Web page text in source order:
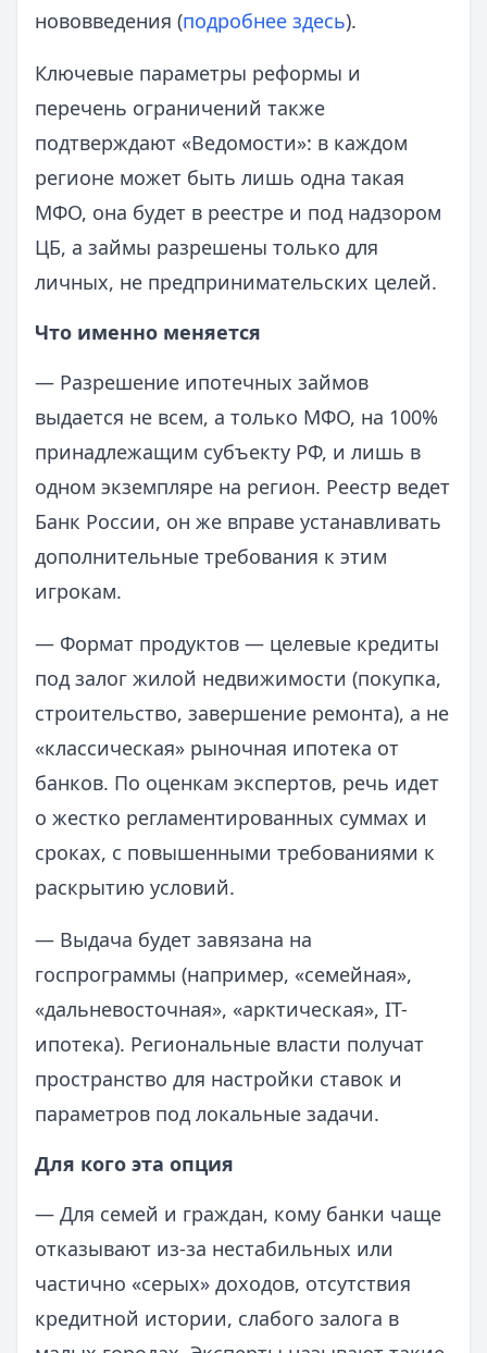
нововведения (подробнее здесь).
Ключевые параметры реформы и
перечень ограничений также
подтверждают «Ведомости»: в каждом
регионе может быть лишь одна такая
МФО, она будет в реестре и под надзором
ЦБ, а займы разрешены только для
личных, не предпринимательских целей.
Что именно меняется
— Разрешение ипотечных займов
выдается не всем, а только МФО, на 100%
принадлежащим субъекту РФ, и лишь в
одном экземпляре на регион. Реестр ведет
Банк России, он же вправе устанавливать
дополнительные требования к этим
игрокам.
— Формат продуктов — целевые кредиты
под залог жилой недвижимости (покупка,
строительство, завершение ремонта), а не
«классическая» рыночная ипотека от
банков. По оценкам экспертов, речь идет
о жестко регламентированных суммах и
сроках, с повышенными требованиями к
раскрытию условий.
— Выдача будет завязана на
госпрограммы (например, «семейная»,
«дальневосточная», «арктическая», IT-
ипотека). Региональные власти получат
пространство для настройки ставок и
параметров под локальные задачи.
Для кого эта опция
— Для семей и граждан, кому банки чаще
отказывают из‑за нестабильных или
частично «серых» доходов, отсутствия
кредитной истории, слабого залога в